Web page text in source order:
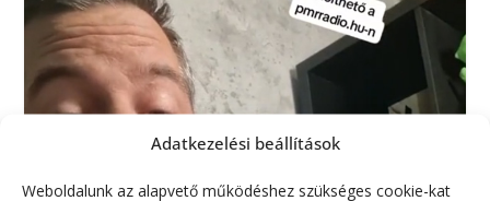
Adatkezelési beállítások
Weboldalunk az alapvető működéshez szükséges cookie-kat